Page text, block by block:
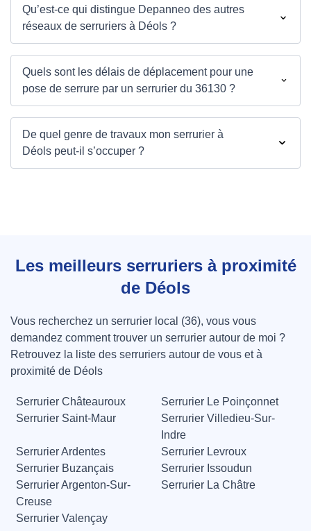
Qu’est-ce qui distingue Depanneo des autres
réseaux de serruriers à Déols ?
Quels sont les délais de déplacement pour une
pose de serrure par un serrurier du 36130 ?
De quel genre de travaux mon serrurier à
Déols peut-il s’occuper ?
Les meilleurs serruriers à proximité
de Déols
Vous recherchez un serrurier local (36), vous vous
demandez comment trouver un serrurier autour de moi ?
Retrouvez la liste des serruriers autour de vous et à
proximité de Déols
Serrurier Châteauroux
Serrurier Le Poinçonnet
Serrurier Saint-Maur
Serrurier Villedieu-Sur-
Indre
Serrurier Ardentes
Serrurier Levroux
Serrurier Buzançais
Serrurier Issoudun
Serrurier Argenton-Sur-
Creuse
Serrurier La Châtre
Serrurier Valençay